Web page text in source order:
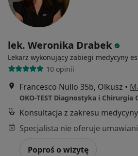
lek. Weronika Drabek
Lekarz wykonujący zabiegi medycyny
10 opinii
Francesco Nullo 35b, Olkusz •
Poproś o wizytę